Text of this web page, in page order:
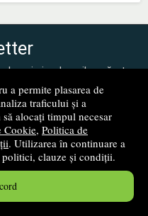
a permite plasarea de
traficului și a
alocați timpul necesar
Cookie, Politica de
. Utilizarea în continuare a
politici, clauze și condiții.
noi și reducerile apărute